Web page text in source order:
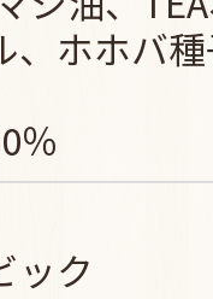
、ホホバ
％
ック